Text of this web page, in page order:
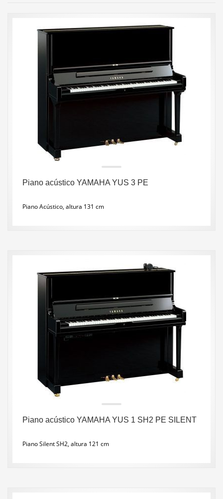
Piano acústico YAMAHA YUS 3 PE
Piano Acústico, altura 131 cm
Piano acústico YAMAHA YUS 1 SH2 PE SILENT
Piano Silent SH2, altura 121 cm